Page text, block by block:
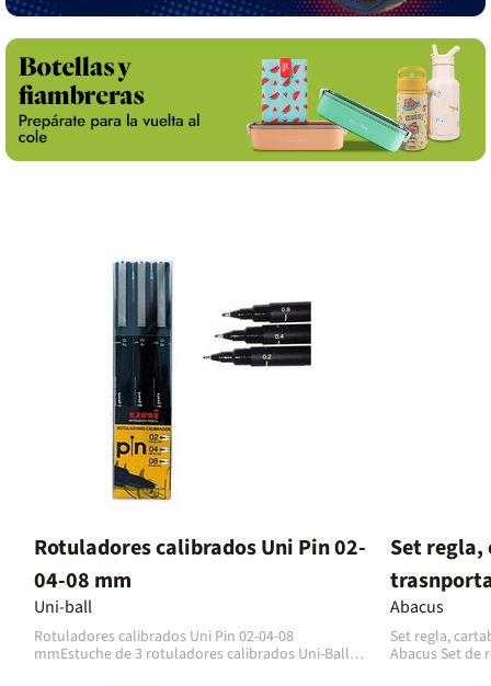
Rotuladores calibrados Uni Pin 02-
04-08 mm
Uni-ball
Rotuladores calibrados Uni Pin 02-04-08
mmEstuche de 3 rotuladores calibrados Uni-Ball
Set regla,
Abacus
Set regla,
Abacus Set de